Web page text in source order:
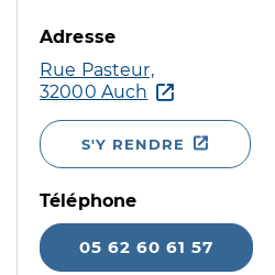
Adresse
Rue Pasteur,
32000 Auch
S'Y RENDRE
Téléphone
05 62 60 61 57